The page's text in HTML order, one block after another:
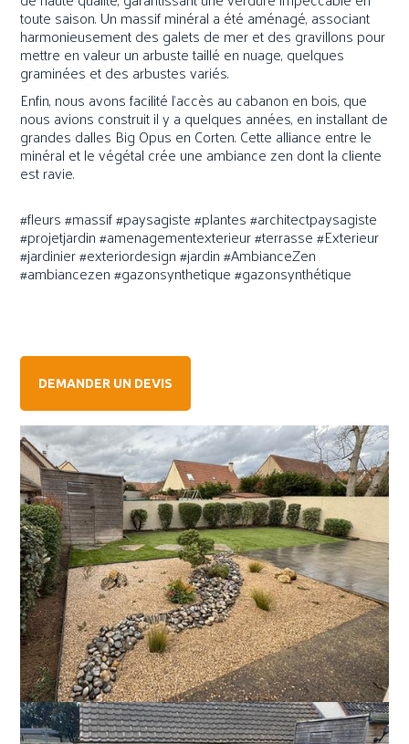
toute saison. Un massif minéral a été aménagé, associant
harmonieusement des galets de mer et des gravillons pour
mettre en valeur un arbuste taillé en nuage, quelques
graminées et des arbustes variés.
Enfin, nous avons facilité l'accès au cabanon en bois, que
nous avions construit il y a quelques années, en installant de
grandes dalles Big Opus en Corten. Cette alliance entre le
minéral et le végétal crée une ambiance zen dont la cliente
est ravie.
#fleurs #massif #paysagiste #plantes #architectpaysagiste
#projetjardin #amenagementexterieur #terrasse #Exterieur
#jardinier #exteriordesign #jardin #AmbianceZen
#ambiancezen #gazonsynthetique #gazonsynthétique
DEMANDER UN DEVIS